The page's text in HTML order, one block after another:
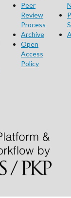
Peer
Review
Process
Archive
Open
Access
Policy